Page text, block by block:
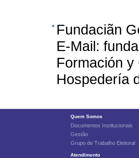
Fundaciãn
E-Mail:
Formación y
Hospedería
Quem Somos
Documentos Institucionais
Gestão
Grupo de Trabalho Eleitoral
Atendimento